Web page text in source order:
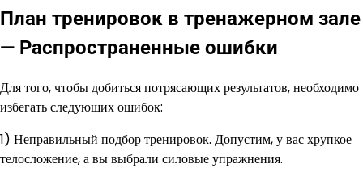
План тренировок в тренажерном зале
— Распространенные ошибки
Для того, чтобы добиться потрясающих результатов, необходимо
избегать следующих ошибок:
1) Неправильный подбор тренировок. Допустим, у вас хрупкое
телосложение, а вы выбрали силовые упражнения.